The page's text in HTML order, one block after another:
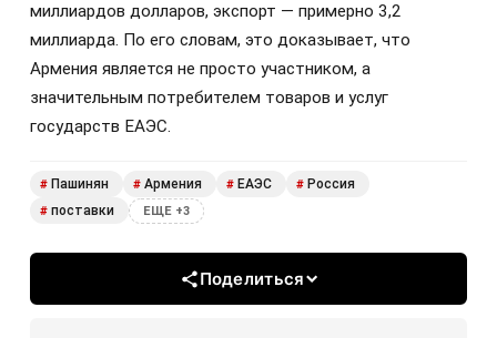
миллиардов долларов, экспорт — примерно 3,2
миллиарда. По его словам, это доказывает, что
Армения является не просто участником, а
значительным потребителем товаров и услуг
государств ЕАЭС.
# Пашинян # Армения # ЕАЭС # Россия
# поставки ЕЩЕ +3
Поделиться